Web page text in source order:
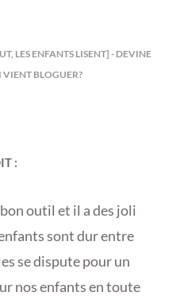
LES ENFANTS LISENT] - DEVINE
BLOGUER?
:
outil et il a des joli
sont dur entre
se dispute pour un
nos enfants en toute